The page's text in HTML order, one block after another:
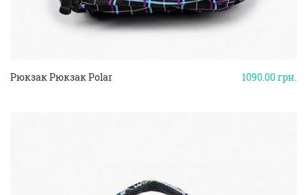
1090.00грн.
Рюкзак Рюкзак Polar